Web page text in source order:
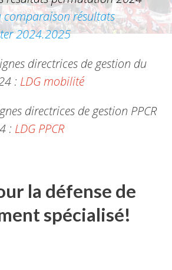
comparaison résultats
2024.2025
directrices de gestion du
: LDG mobilité
directrices de gestion PPCR
: LDG PPCR
la défense de
spécialisé!